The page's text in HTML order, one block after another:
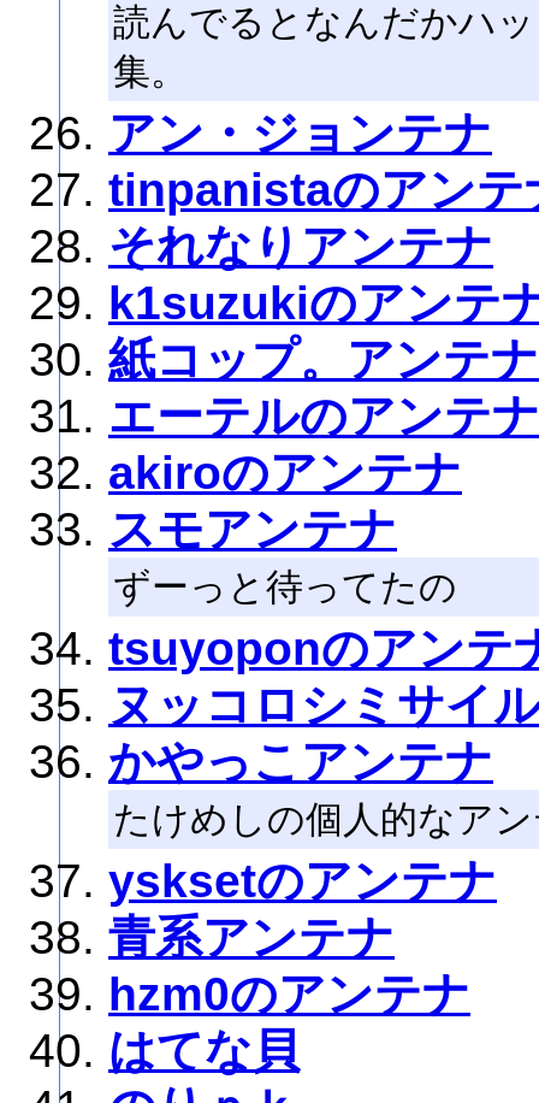
読んでるとなんだかハ
集。
アン・ジョンテナ
tinpanistaのアンテ
それなりアンテナ
k1suzukiのアンテ
紙コップ。アンテナ
エーテルのアンテナ
akiroのアンテナ
スモアンテナ
ずーっと待ってたの
tsuyoponのアンテ
ヌッコロシミサイ
かやっこアンテナ
たけめしの個人的なア
ysksetのアンテナ
青系アンテナ
hzm0のアンテナ
はてな貝